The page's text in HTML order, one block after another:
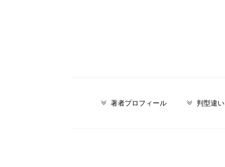
著者プロフィール 判型違い